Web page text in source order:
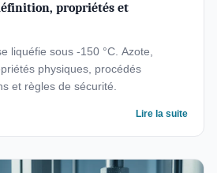
propriétés et
liquéfie sous -150 °C. Azote,
physiques, procédés
et règles de sécurité.
Lire la suite